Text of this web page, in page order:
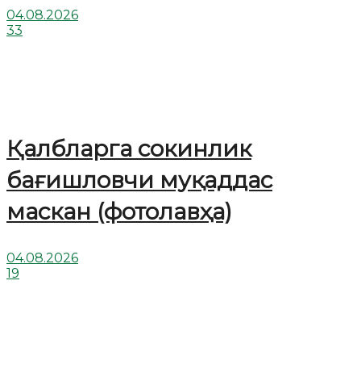
04.08.2026
33
Қалбларга сокинлик
бағишловчи муқаддас
маскан (фотолавҳа)
04.08.2026
19